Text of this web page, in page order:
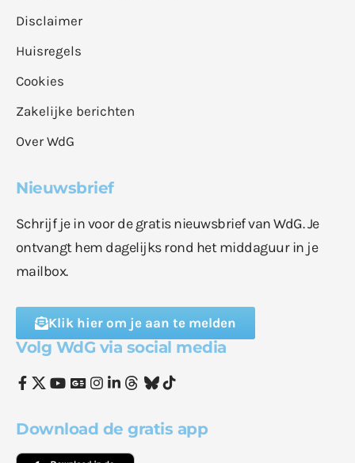
Disclaimer
Huisregels
Cookies
Zakelijke berichten
Over WdG
Nieuwsbrief
Schrijf je in voor de gratis nieuwsbrief van WdG. Je
ontvangt hem dagelijks rond het middaguur in je
mailbox.
Klik hier om je aan te melden
Volg WdG via social media
Download de gratis app